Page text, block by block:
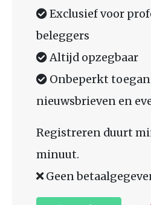
Exclusief voor
beleggers
Altijd opzegbaar
Onbeperkt
nieuwsbrieven en
Registreren duurt
minuut.
Geen